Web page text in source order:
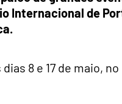
Internacional de
8 e 17 de maio,